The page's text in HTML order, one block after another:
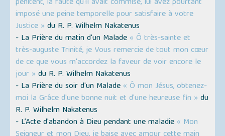
imposé une peine temporelle pour satisfaire à votre
Justice » du R. P. Wilhelm Nakatenus
- La Prière du matin d'un Malade « Ô très-sainte et
très-auguste Trinité, je Vous remercie de tout mon cœur
de ce que vous m'accordez la faveur de voir encore le
jour » du R. P. Wilhelm Nakatenus
- La Prière du soir d'un Malade « Ô mon Jésus, obtenez-
moi la Grâce d'une bonne nuit et d'une heureuse fin » du
R. P. Wilhelm Nakatenus
- L’Acte d'abandon à Dieu pendant une maladie « Mon